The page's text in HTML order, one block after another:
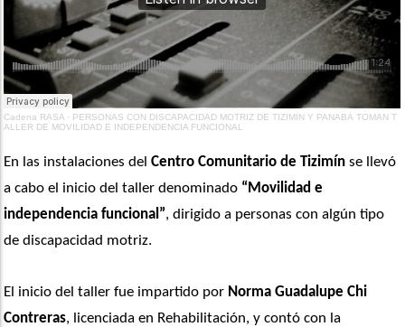
Cadena RASA · PERSONAS CON DISCAPACIDAD MOTRIZ DE TIZIMÍN Y PANABÁ TOMAN T
ALLER DE MOVILIDAD E INDEPENDENCIA FUNCIONAL
En las instalaciones del Centro Comunitario de Tizimín se llevó
a cabo el inicio del taller denominado “Movilidad e
independencia funcional”, dirigido a personas con algún tipo
de discapacidad motriz.
El inicio del taller fue impartido por Norma Guadalupe Chi
Contreras, licenciada en Rehabilitación, y contó con la